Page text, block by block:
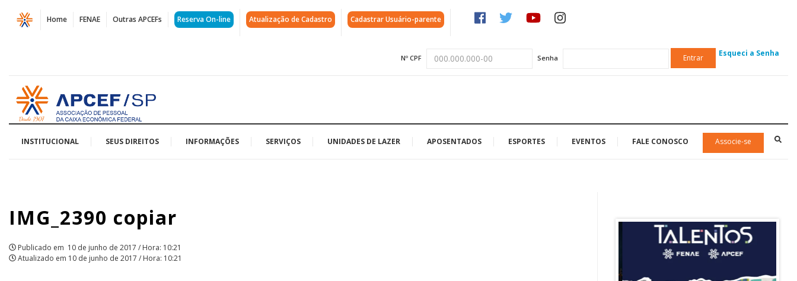
Página
IMG_2390
APCEF/SP
Home FENAE Outras APCEFs Reserva On-line Atualização de Cadastro Cadastrar Usuário-parente
Nº CPF Senha Entrar Esqueci a Senha
Acessar
página
inicial
INSTITUCIONAL SEUS DIREITOS INFORMAÇÕES SERVIÇOS UNIDADES DE LAZER APOSENTADOS ESPORTES EVENTOS FALE CONOSCO Associe-se
IMG_2390 copiar
Publicado em 10 de junho de 2017 / Hora: 10:21
Atualizado em 10 de junho de 2017 / Hora: 10:21